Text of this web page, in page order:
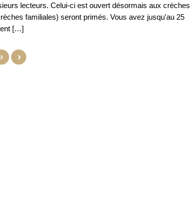
lecteurs. Celui-ci est ouvert désormais aux crèches
familiales) seront primés. Vous avez jusqu'au 25
[…]
3